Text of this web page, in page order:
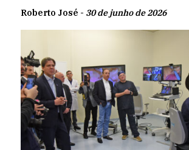
Roberto José - 30 de junho de 2026